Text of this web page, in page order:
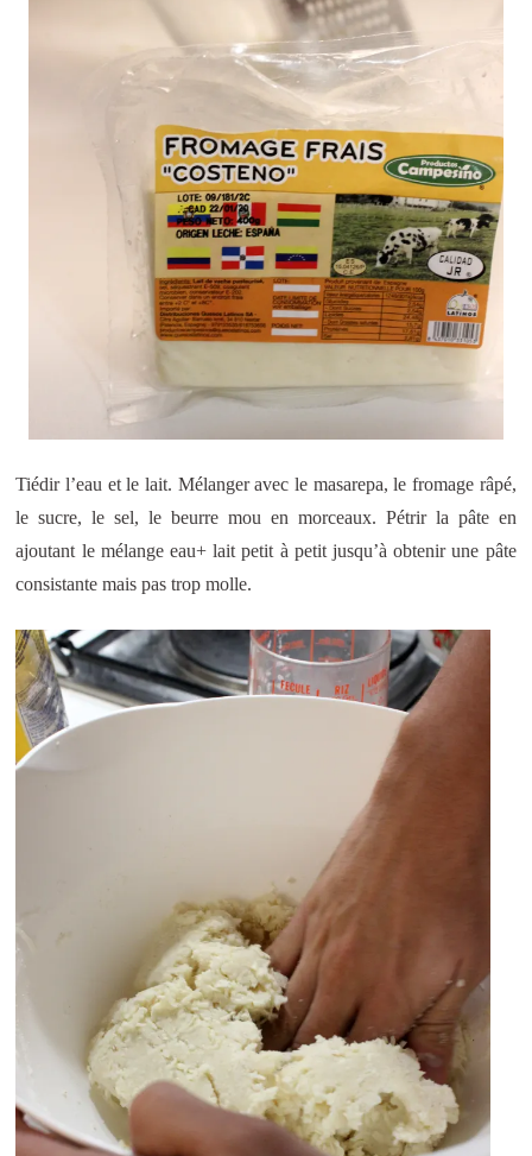
Tiédir l’eau et le lait. Mélanger avec le masarepa, le fromage râpé,
le sucre, le sel, le beurre mou en morceaux. Pétrir la pâte en
ajoutant le mélange eau+ lait petit à petit jusqu’à obtenir une pâte
consistante mais pas trop molle.